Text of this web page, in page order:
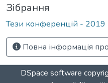
Зібрання
Тези конференцій - 2019
Повна інформація
DSpace software